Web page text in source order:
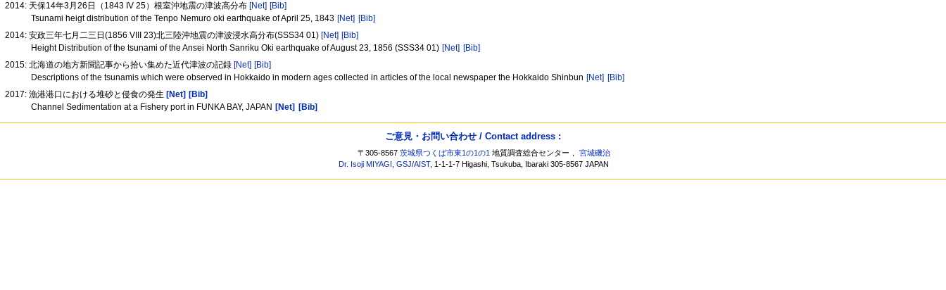
2014: 天保14年3月26日（1843 IV 25）根室沖地震の津波高分布 [Net] [Bib]
Tsunami heigt distribution of the Tenpo Nemuro oki earthquake of April 25, 1843 [Net] [Bib]
2014: 安政三年七月二三日(1856 VIII 23)北三陸沖地震の津波浸水高分布(SSS34 01) [Net] [Bib]
Height Distribution of the tsunami of the Ansei North Sanriku Oki earthquake of August 23, 1856 (SSS34 01) [Net] [Bib]
2015: 北海道の地方新聞記事から拾い集めた近代津波の記録 [Net] [Bib]
Descriptions of the tsunamis which were observed in Hokkaido in modern ages collected in articles of the local newspaper the Hokkaido Shinbun [Net] [Bib]
2017: 漁港港口における堆砂と侵食の発生 [Net] [Bib]
Channel Sedimentation at a Fishery port in FUNKA BAY, JAPAN [Net] [Bib]
ご意見・お問い合わせ / Contact address :
〒305-8567茨城県つくば市東1の1の1 地質調査総合センター，宮城磯治
Dr. Isoji MIYAGI ,GSJ/AIST, 1-1-1-7 Higashi, Tsukuba, Ibaraki 305-8567 JAPAN